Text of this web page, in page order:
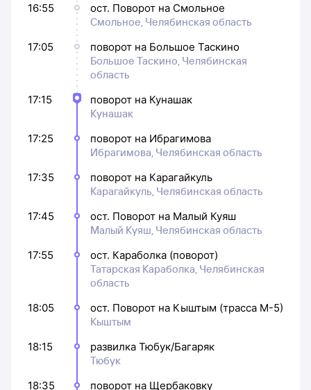
16:55
ост. Поворот на Смольное
Смольное, Челябинская область
17:05
поворот на Большое Таскино
Большое Таскино, Челябинская
область
17:15
поворот на Кунашак
Кунашак
17:25
поворот на Ибрагимова
Ибрагимова, Челябинская область
17:35
поворот на Карагайкуль
Карагайкуль, Челябинская область
17:45
ост. Поворот на Малый Куяш
Малый Куяш, Челябинская область
17:55
ост. Караболка (поворот)
Татарская Караболка, Челябинская
область
18:05
ост. Поворот на Кыштым (трасса М-5)
Кыштым
18:15
развилка Тюбук/Багаряк
Тюбук
18:35
поворот на Щербаковку